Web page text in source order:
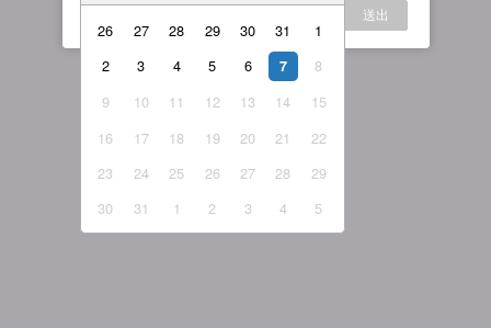
English-US
English-Global
26 27 28 29 30 31
1
2
3 4 5 6 7
8
9
10 11 12 13 14
15
16
17 18 19 20 21
22
23
24 25 26 27 28
29
30
31 1 2 3 4 5
送出